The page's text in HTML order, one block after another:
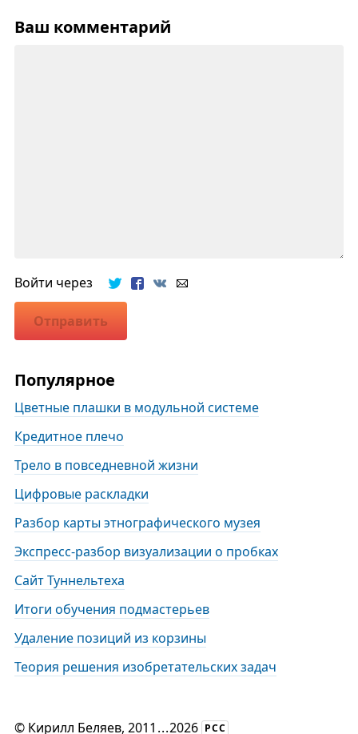
Ваш комментарий
Войти через
Отправить
Популярное
Цветные плашки в модульной системе
Кредитное плечо
Трело в повседневной жизни
Цифровые раскладки
Разбор карты этнографического музея
Экспресс-разбор визуализации о пробках
Сайт Туннельтеха
Итоги обучения подмастерьев
Удаление позиций из корзины
Теория решения изобретательских задач
© Кирилл Беляев, 2011 ...2026 РСС